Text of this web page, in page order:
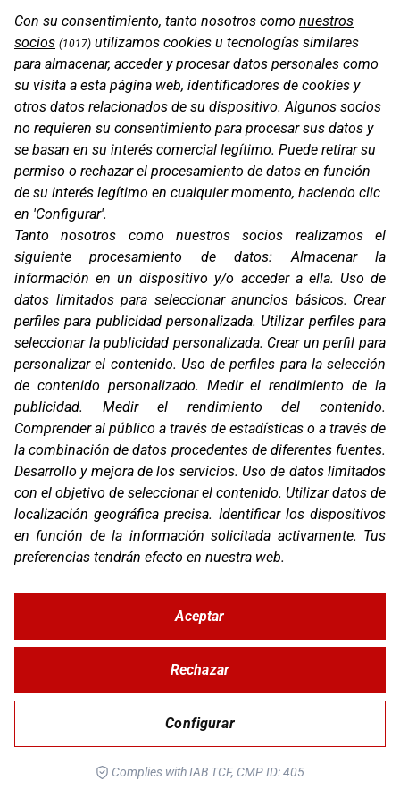
OS-BASE KTM 790 / 890
OS-BASE KTM 690 / HUSQ 701 / GG 700
OS-BASE YAMAHA TENERE 700
Con su consentimiento, tanto nosotros como nuestros
socios (1017) utilizamos cookies u tecnologías similares
para almacenar, acceder y procesar datos personales como
su visita a esta página web, identificadores de cookies y
otros datos relacionados de su dispositivo. Algunos socios
no requieren su consentimiento para procesar sus datos y
se basan en su interés comercial legítimo. Puede retirar su
permiso o rechazar el procesamiento de datos en función
de su interés legítimo en cualquier momento, haciendo clic
en 'Configurar'.
Tanto nosotros como nuestros socios realizamos el
siguiente procesamiento de datos:Almacenar la
información en un dispositivo y/o acceder a ella. Uso de
datos limitados para seleccionar anuncios básicos. Crear
perfiles para publicidad personalizada.Utilizar perfiles para
seleccionar la publicidad personalizada. Crear un perfil para
personalizar el contenido. Uso de perfiles para la selección
de contenido personalizado. Medir el rendimiento de la
publicidad. Medir el rendimiento del contenido.
Comprender al público a través de estadísticas o a través de
la combinación de datos procedentes de diferentes fuentes.
Desarrollo y mejora de los servicios.Uso de datos limitados
con el objetivo de seleccionar el contenido. Utilizar datos de
localización geográfica precisa. Identificar los dispositivos
en función de la información solicitada activamente. Tus
preferencias tendrán efecto en nuestra web.
Configurar
Rechazar
Aceptar
Complies with IAB TCF, CMP ID: 405